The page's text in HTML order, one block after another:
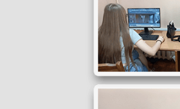
запеклого